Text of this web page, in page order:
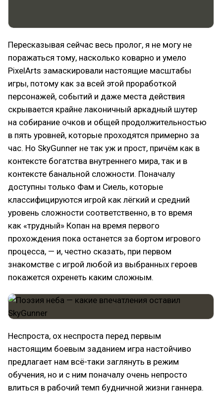
Пересказывая сейчас весь пролог, я не могу не
поражаться тому, насколько коварно и умело
PixelArts замаскировали настоящие масштабы
игры, потому как за всей этой проработкой
персонажей, событий и даже места действия
скрывается крайне лаконичный аркадный шутер
на собирание очков и общей продолжительностью
в пять уровней, которые проходятся примерно за
час. Но SkyGunner не так уж и прост, причём как в
контексте богатства внутреннего мира, так и в
контексте банальной сложности. Поначалу
доступны только Фам и Сиель, которые
классифицируются игрой как лёгкий и средний
уровень сложности соответственно, в то время
как «трудный» Копан на время первого
прохождения пока останется за бортом игрового
процесса, — и, честно сказать, при первом
знакомстве с игрой любой из выбранных героев
покажется охренеть каким сложным.
Неспроста, ох неспроста перед первым
настоящим боевым заданием игра настойчиво
предлагает нам всё-таки заглянуть в режим
обучения, но и с ним поначалу очень непросто
влиться в рабочий темп будничной жизни ганнера.